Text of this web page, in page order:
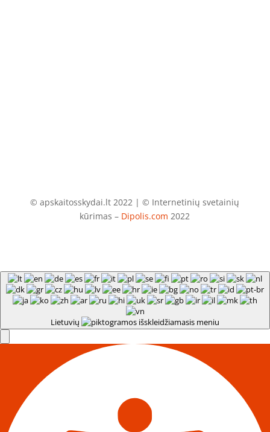
© apskaitosskydai.lt 2022 | © Internetinių svetainių
kūrimas – Dipolis.com 2022
Lietuvių